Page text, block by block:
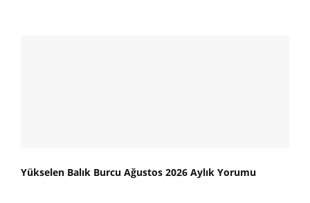
Yükselen Balık Burcu Ağustos 2026 Aylık Yorumu